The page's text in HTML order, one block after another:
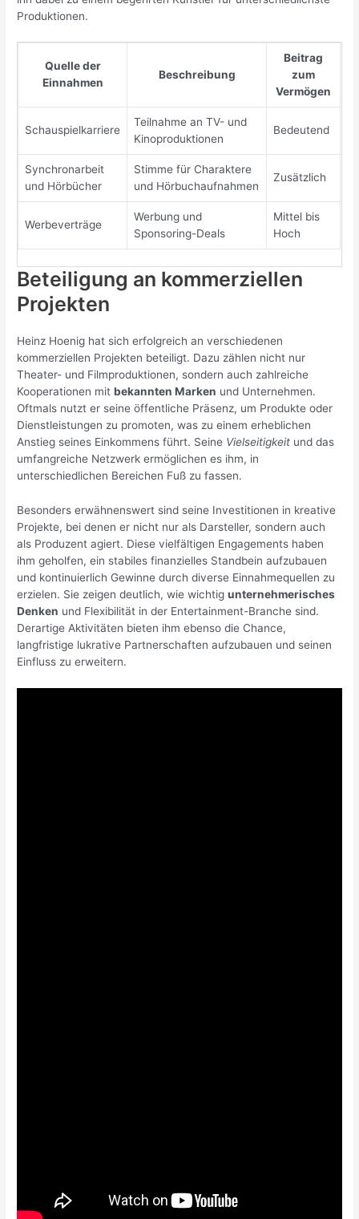
Produktionen.
Quelle der
Einnahmen
Beschreibung
Beitrag
zum
Vermögen
Schauspielkarriere
Teilnahme an TV- und
Kinoproduktionen
Bedeutend
Synchronarbeit
und Hörbücher
Stimme für Charaktere
und Hörbuchaufnahmen
Zusätzlich
Werbeverträge
Werbung und
Sponsoring-Deals
Mittel bis
Hoch
Beteiligung an kommerziellen
Projekten
Heinz Hoenig hat sich erfolgreich an verschiedenen
kommerziellen Projekten beteiligt. Dazu zählen nicht nur
Theater- und Filmproduktionen, sondern auch zahlreiche
Kooperationen mitbekannten Marken und Unternehmen.
Oftmals nutzt er seine öffentliche Präsenz, um Produkte oder
Dienstleistungen zu promoten, was zu einem erheblichen
Anstieg seines Einkommens führt. Seine Vielseitigkeit und das
umfangreiche Netzwerk ermöglichen es ihm, in
unterschiedlichen Bereichen Fuß zu fassen.
Besonders erwähnenswert sind seine Investitionen in kreative
Projekte, bei denen er nicht nur als Darsteller, sondern auch
als Produzent agiert. Diese vielfältigen Engagements haben
ihm geholfen, ein stabiles finanzielles Standbein aufzubauen
und kontinuierlich Gewinne durch diverse Einnahmequellen zu
erzielen. Sie zeigen deutlich, wie wichtigunternehmerisches
Denken und Flexibilität in der Entertainment-Branche sind.
Derartige Aktivitäten bieten ihm ebenso die Chance,
langfristige lukrative Partnerschaften aufzubauen und seinen
Einfluss zu erweitern.